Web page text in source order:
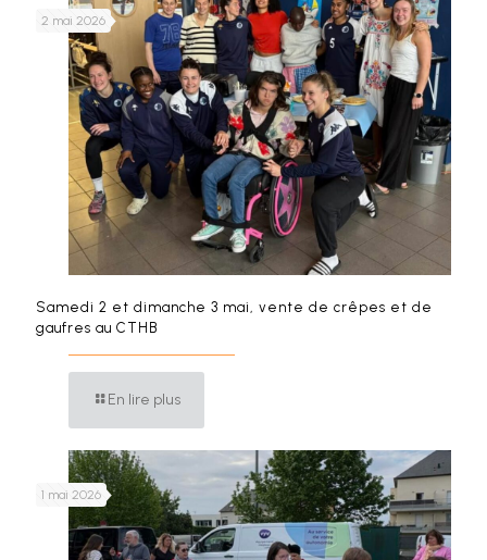
2 mai 2026
Samedi 2 et dimanche 3 mai, vente de crêpes et de
gaufres au CTHB
En lire plus
1 mai 2026